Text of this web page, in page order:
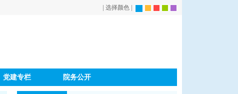
选择颜色
党建专栏 院务公开